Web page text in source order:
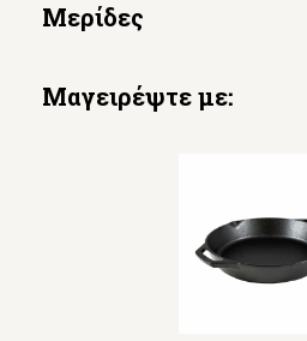
Μερίδες
Μαγειρέψτε με: